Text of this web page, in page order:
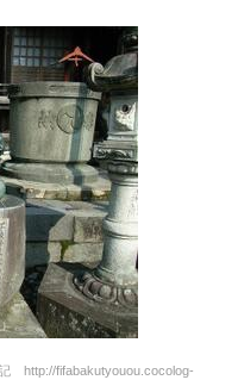
http://fifabakutyouou.cocolog-